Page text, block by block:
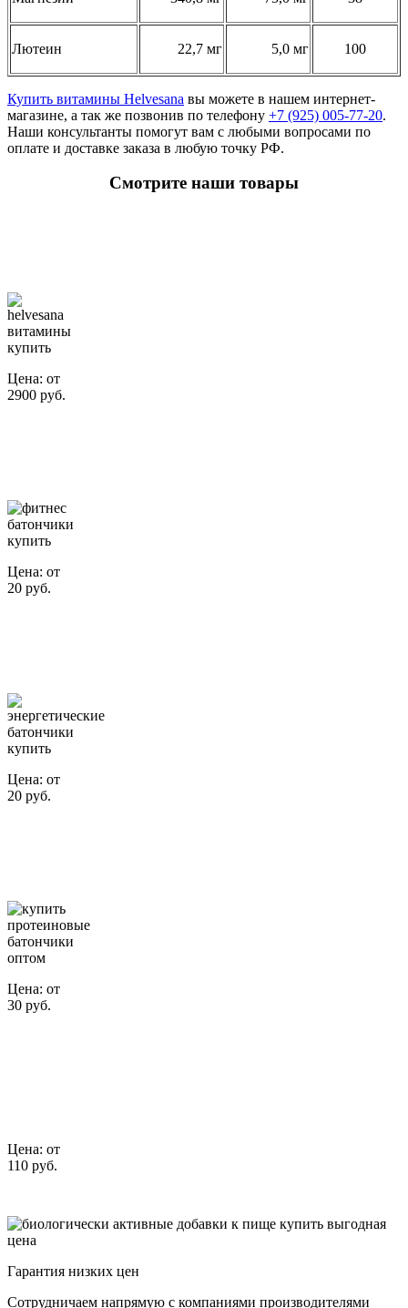
Лютеин 22,7 мг 5,0 мг 100
Купить витамины Helvesana вы можете в нашем интернет-
магазине, а так же позвонив по телефону +7 (925) 005-77-20.
Наши консультанты помогут вам с любыми вопросами по
оплате и доставке заказа в любую точку РФ.
Смотрите наши товары
Цена: от
2900 руб.
Цена: от
20 руб.
Цена: от
20 руб.
Цена: от
30 руб.
Цена: от
110 руб.
Гарантия низких цен
Сотрудничаем напрямую с компаниями производителями